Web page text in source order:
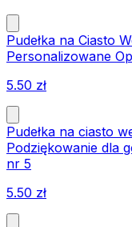
Pudełka na Ciasto
Personalizowane
5.50 zł
Pudełka na ciasto
Podziękowanie dla
nr 5
5.50 zł